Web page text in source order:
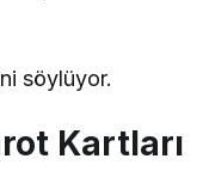
söylüyor.
Kartları